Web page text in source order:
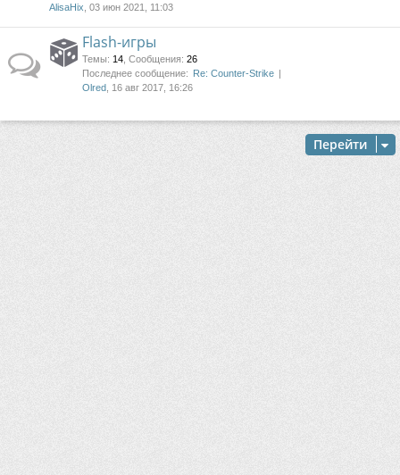
AlisaHix , 03 июн 2021, 11:03
Flash-игры
Темы: 14 Сообщения: 26
Последнее сообщение: Re: Counter-Strike
Olred , 16 авг 2017, 16:26
Перейти